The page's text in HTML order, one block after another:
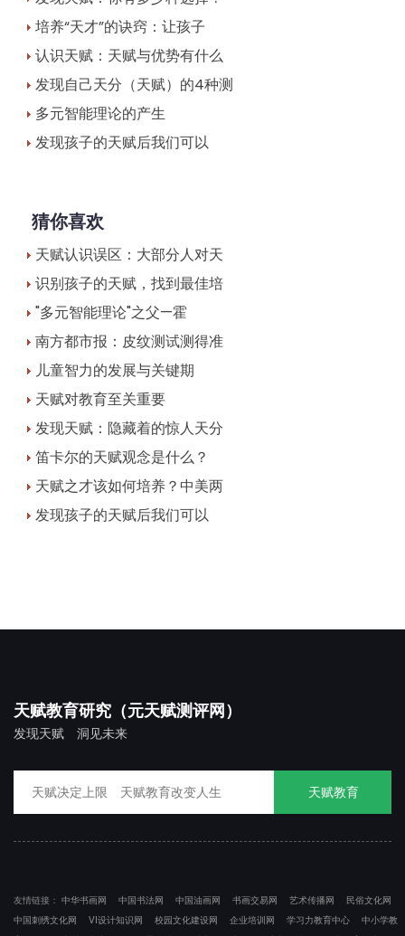
培养“天才”的诀窍：让孩子
认识天赋：天赋与优势有什么
发现自己天分（天赋）的4种测
多元智能理论的产生
发现孩子的天赋后我们可以
猜你喜欢
天赋认识误区：大部分人对天
识别孩子的天赋，找到最佳培
"多元智能理论"之父—霍
南方都市报：皮纹测试测得准
儿童智力的发展与关键期
天赋对教育至关重要
发现天赋：隐藏着的惊人天分
笛卡尔的天赋观念是什么？
天赋之才该如何培养？中美两
发现孩子的天赋后我们可以
天赋教育研究（元天赋测评网）
发现天赋 洞见未来
天赋教育
友情链接： 中华书画网 中国书法网 中国油画网 书画交易网 艺术传播网
民俗文化网
中国刺绣文化网
VI设计知识网 校园文化建设网 企业培训网 学习力教育中心
中小学教